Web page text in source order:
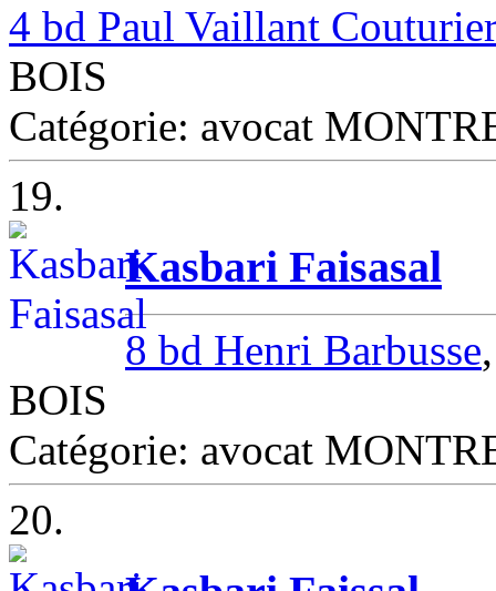
4 bd Paul Vaillant Couturier
BOIS
Catégorie: avocat
19.
Kasbari Faisasal
8 bd Henri Barbusse
BOIS
Catégorie: avocat
20.